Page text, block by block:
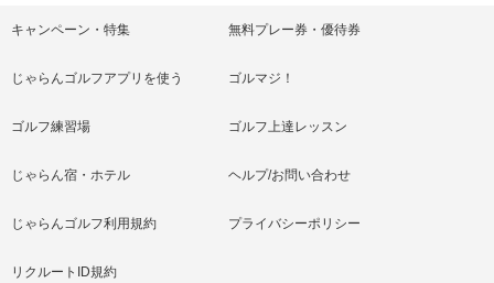
キャンペーン・特集 無料プレー券・優待券
じゃらんゴルフアプリを使う ゴルマジ！
ゴルフ練習場 ゴルフ上達レッスン
じゃらん宿・ホテル ヘルプ/お問い合わせ
じゃらんゴルフ利用規約 プライバシーポリシー
リクルートID規約